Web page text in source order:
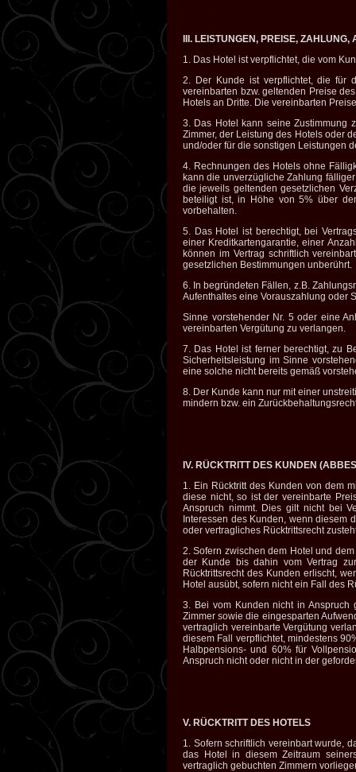
III. LEISTUNGEN, PREISE,
1. Das Hotel ist verpflichtet, die vom
2. Der Kunde ist verpflichtet, die für
vereinbarten bzw. geltenden Preise
Hotels an Dritte. Die vereinbarten
3. Das Hotel kann seine Zustimmung
Zimmer, der Leistung des Hotels oder
und/oder für die sonstigen Leistungen
4. Rechnungen des Hotels ohne
kann die unverzügliche Zahlung
die jeweils geltenden gesetzlichen
beteiligt ist, in Höhe von 5% über
vorbehalten.
5. Das Hotel ist berechtigt, bei
einer Kreditkartengarantie, einer
können im Vertrag schriftlich
gesetzlichen Bestimmungen unberührt.
6. In begründeten Fällen, z.B.
Aufenthaltes eine Vorauszahlung oder
Sinne vorstehender Nr. 5 oder eine
vereinbarten Vergütung zu verlangen.
7. Das Hotel ist ferner berechtigt, zu
Sicherheitsleistung im Sinne
eine solche nicht bereits gemäß
8. Der Kunde kann nur mit einer
mindern bzw. ein
IV. RÜCKTRITT DES KUNDEN
1. Ein Rücktritt des Kunden von dem
diese nicht, so ist der vereinbarte
Anspruch nimmt. Dies gilt nicht bei
Interessen des Kunden, wenn diesem
oder vertragliches Rücktrittsrecht
2. Sofern zwischen dem Hotel und
der Kunde bis dahin vom Vertrag
Rücktrittsrecht des Kunden erlischt,
Hotel ausübt, sofern nicht ein Fall des
3. Bei vom Kunden nicht in Anspruch
Zimmer sowie die eingesparten
vertraglich vereinbarte Vergütung
diesem Fall verpflichtet, mindestens
Halbpensions- und 60% für
Anspruch nicht oder nicht in der
V. RÜCKTRITT DES HOTELS
1. Sofern schriftlich vereinbart wurde,
das Hotel in diesem Zeitraum
vertraglich gebuchten Zimmern